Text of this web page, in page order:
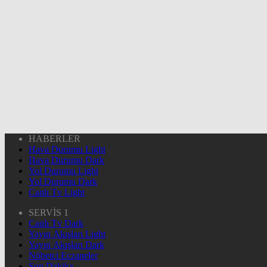
HABERLER
Hava Durumu Light
Hava Durumu Dark
Yol Durumu Light
Yol Durumu Dark
Canlı Tv Light
SERVİS 1
Canlı Tv Dark
Yayın Akışları Light
Yayın Akışları Dark
Nöbetçi Eczaneler